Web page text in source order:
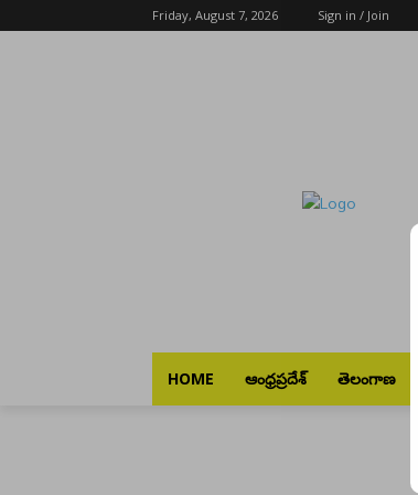
Friday, August 7, 2026 Sign in / Join
HOME ఆంధ్రప్రదేశ్ తెలంగాణ